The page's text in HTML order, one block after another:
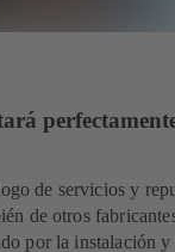
de servicios y
de otros
por la instalación y